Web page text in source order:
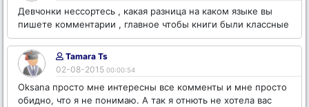
Девчонки нессортесь , какая разница на каком языке вы
пишете комментарии , главное чтобы книги были классные
Tamara Ts
02-08-2015 00:00:54
Oksana просто мне интересны все комменты и мне просто
обидно, что я не понимаю. А так я отнють не хотела вас